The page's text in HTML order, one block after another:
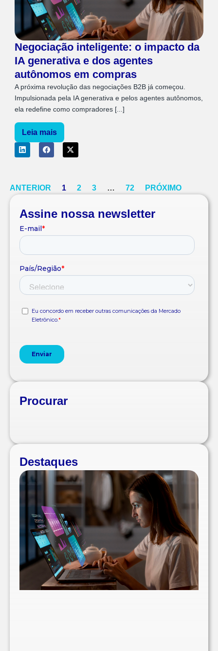
Negociação inteligente: o impacto da
IA generativa e dos agentes
autônomos em compras
A próxima revolução das negociações B2B já começou.
Impulsionada pela IA generativa e pelos agentes autônomos,
ela redefine como compradores [...]
Leia mais
ANTERIOR 1 2 3 … 72 PRÓXIMO
Assine nossa newsletter
Procurar
Destaques